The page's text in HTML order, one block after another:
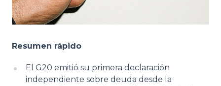
Resumen rápido
El G20 emitió su primera declaración
independiente sobre deuda desde la